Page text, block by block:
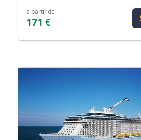
à partir de
171 €